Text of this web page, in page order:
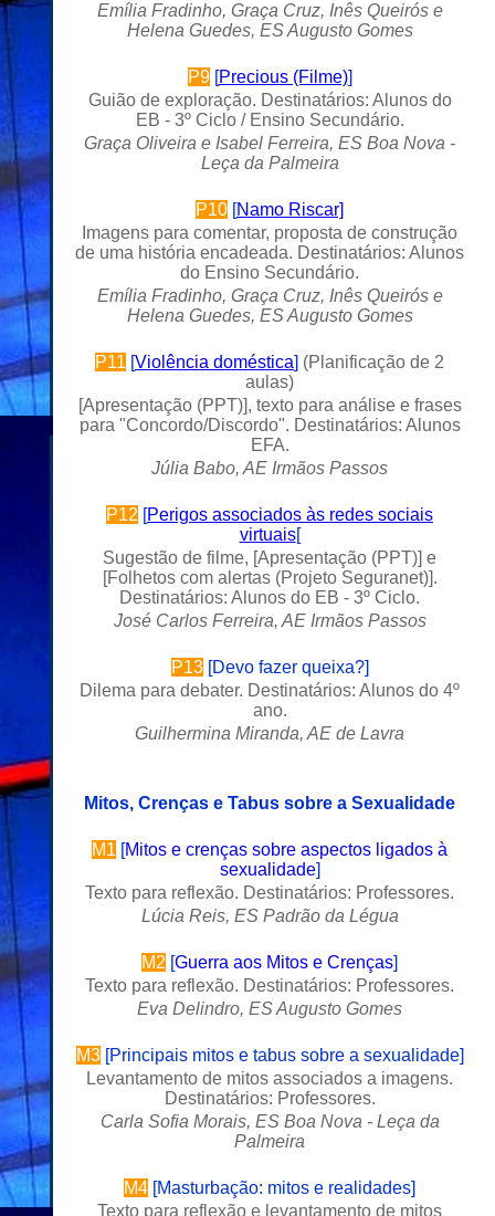
Emília Fradinho, Graça Cruz, Inês Queirós e
Helena Guedes, ES Augusto Gomes
P9[Precious (Filme)]
Guião de exploração. Destinatários: Alunos do
EB - 3º Ciclo / Ensino Secundário.
Graça Oliveira e Isabel Ferreira, ES Boa Nova -
Leça da Palmeira
P10 [Namo Riscar]
Imagens para comentar, proposta de construção
de uma história encadeada. Destinatários: Alunos
do Ensino Secundário.
Emília Fradinho, Graça Cruz, Inês Queirós e
Helena Guedes, ES Augusto Gomes
P11 [Violência doméstica] (Planificação de 2
aulas)
[Apresentação (PPT)], texto para análise e frases
para "Concordo/Discordo". Destinatários: Alunos
EFA.
Júlia Babo, AE Irmãos Passos
P12 [Perigos associados às redes sociais
virtuais[
Sugestão de filme, [Apresentação (PPT)] e
[Folhetos com alertas (Projeto Seguranet)].
Destinatários: Alunos do EB - 3º Ciclo.
José Carlos Ferreira, AE Irmãos Passos
P13 [Devo fazer queixa?]
Dilema para debater. Destinatários: Alunos do 4º
ano.
Guilhermina Miranda, AE de Lavra
Mitos, Crenças e Tabus sobre a Sexualidade
M1 [Mitos e crenças sobre aspectos ligados à
sexualidade]
Texto para reflexão. Destinatários: Professores.
Lúcia Reis, ES Padrão da Légua
M2 [Guerra aos Mitos e Crenças]
Texto para reflexão. Destinatários: Professores.
Eva Delindro, ES Augusto Gomes
M3 [Principais mitos e tabus sobre a sexualidade]
Levantamento de mitos associados a imagens.
Destinatários: Professores.
Carla Sofia Morais, ES Boa Nova - Leça da
Palmeira
M4 [Masturbação: mitos e realidades]
Texto para reflexão e levantamento de mitos